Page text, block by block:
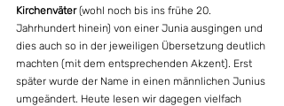
Kirchenväter (wohl noch bis ins frühe 20.
Jahrhundert hinein) von einer Junia ausgingen und
dies auch so in der jeweiligen Übersetzung deutlich
machten (mit dem entsprechenden Akzent). Erst
später wurde der Name in einen männlichen Junius
umgeändert. Heute lesen wir dagegen vielfach